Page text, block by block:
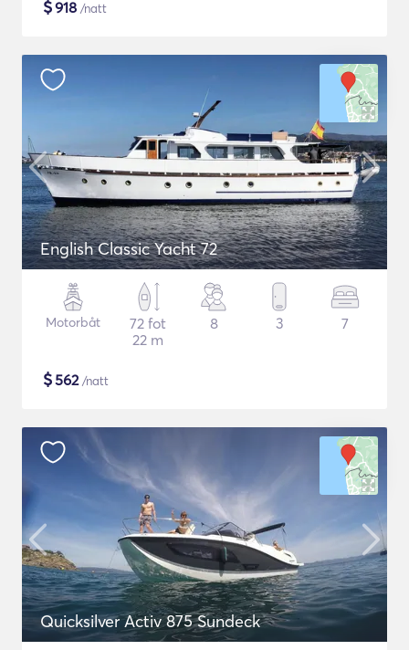
$918 /natt
English Classic Yacht 72
Motorbåt
72 fot
22 m
8 3 7
$562/natt
Quicksilver Activ 875 Sundeck